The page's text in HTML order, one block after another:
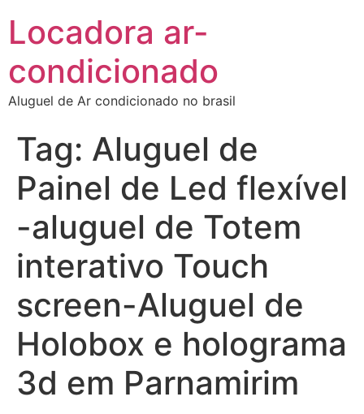
Locadora ar-
condicionado
Aluguel de Ar condicionado no brasil
Tag: Aluguel de
Painel de Led flexível
-aluguel de Totem
interativo Touch
screen-Aluguel de
Holobox e holograma
3d em Parnamirim